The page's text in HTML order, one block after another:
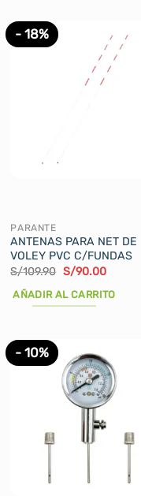
- 18%
PARANTE
ANTENAS PARA NET DE
VOLEY PVC C/FUNDAS
S/109.90 El
original
era:
S/90.00El
actual
AÑADIR AL CARRITO
- 10%